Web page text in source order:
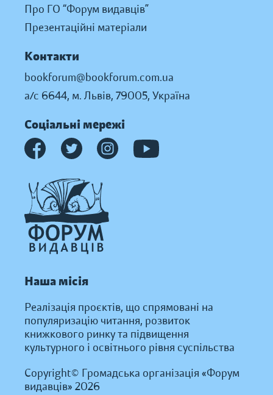
Про ГО “Форум видавців”
Презентаційні матеріали
Контакти
bookforum@bookforum.com.ua
а/с 6644, м. Львів, 79005, Україна
Соціальні мережі
Наша місія
Реалізація проєктів, що спрямовані на
популяризацію читання, розвиток
книжкового ринку та підвищення
культурного і освітнього рівня суспільства
Copyright© Громадська організація «Форум
видавців» 2026